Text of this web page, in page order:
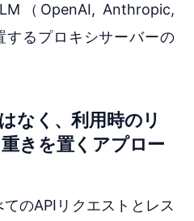
（OpenAI, Anthropic,
するプロキシサーバーの
なく、利用時のリ
きを置くアプロー
のAPIリクエストとレス